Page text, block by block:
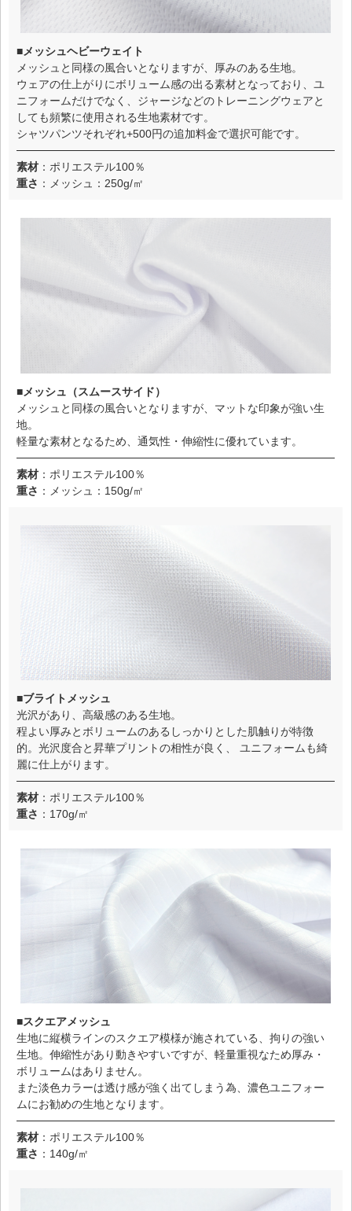
■メッシュヘビーウェイト
メッシュと同様の風合いとなりますが、厚みのある生地。
ウェアの仕上がりにボリューム感の出る素材となっており、ユ
ニフォームだけでなく、ジャージなどのトレーニングウェアと
しても頻繁に使用される生地素材です。
シャツパンツそれぞれ+500円の追加料金で選択可能です。
素材 ：ポリエステル100％
重さ ：メッシュ：250g/㎡
■メッシュ（スムースサイド）
メッシュと同様の風合いとなりますが、マットな印象が強い生
地。
軽量な素材となるため、通気性・伸縮性に優れています。
素材 ：ポリエステル100％
重さ ：メッシュ：150g/㎡
■ブライトメッシュ
光沢があり、高級感のある生地。
程よい厚みとボリュームのあるしっかりとした肌触りが特徴
的。光沢度合と昇華プリントの相性が良く、 ユニフォームも綺
麗に仕上がります。
素材 ：ポリエステル100％
重さ ：170g/㎡
■スクエアメッシュ
生地に縦横ラインのスクエア模様が施されている、拘りの強い
生地。伸縮性があり動きやすいですが、軽量重視なため厚み・
ボリュームはありません。
また淡色カラーは透け感が強く出てしまう為、濃色ユニフォー
ムにお勧めの生地となります。
素材 ：ポリエステル100％
重さ ：140g/㎡